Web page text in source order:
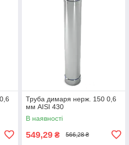
Труба димаря нерж. 150 0,6
мм AISI 430
В наявності
549,29 ₴ 566,28 ₴